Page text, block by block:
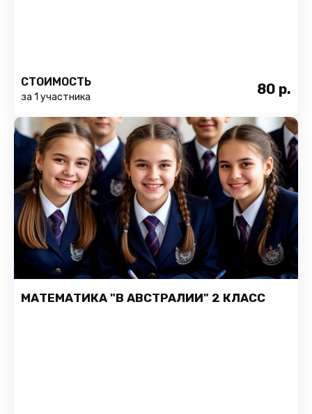
СТОИМОСТЬ
за 1 участника 80 р.
МАТЕМАТИКА "В АВСТРАЛИИ" 2 КЛАСС